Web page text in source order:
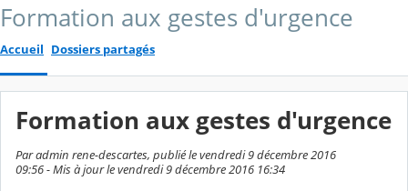
Formation aux gestes d'urgence
Accueil Dossiers partagés
Formation aux gestes d'urgence
Par admin rene-descartes, publié le vendredi 9 décembre 2016
09:56 - Mis à jour le vendredi 9 décembre 2016 16:34